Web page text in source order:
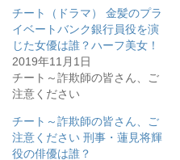
T
t
t
e
共
有
新
し
い
ウ
o
k
で
共
有
す
る
に
は
ッ
ク
し
て
チート（ドラマ） 金髪のプラ
イベートバンク銀行員役を演
じた女優は誰？ハーフ美女！
2019年11月1日
チート～詐欺師の皆さん、ご
注意ください
チート～詐欺師の皆さん、ご
注意ください 刑事・蓮見将輝
役の俳優は誰？